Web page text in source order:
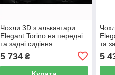
Чохли 3D з алькантари
Elegant Torino на передні
та задні сидіння
автомобіля EL 700 123 сірі
5 734₴
та
5